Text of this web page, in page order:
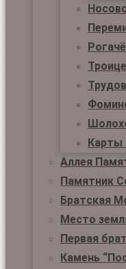
Карты
Аллея
Памятник
Братская
Место
Первая
Камень